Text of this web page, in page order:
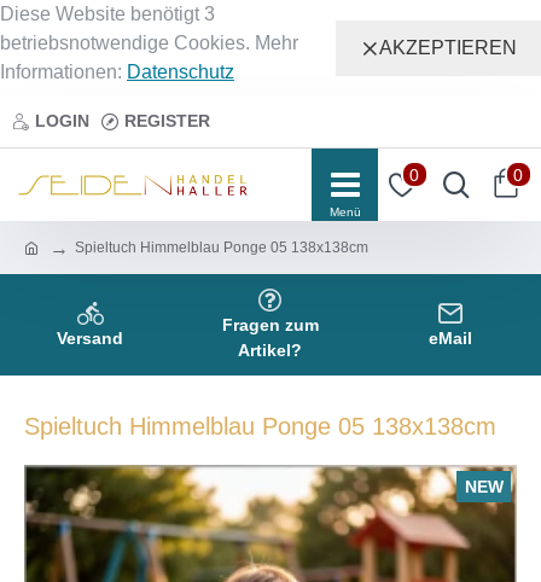
Diese Website benötigt 3
betriebsnotwendige Cookies. Mehr
Informationen: Datenschutz
AKZEPTIEREN
LOGIN REGISTER
0 0
Spieltuch Himmelblau Ponge 05 138x138cm
Versand
Fragen zum
Artikel?
eMail
Spieltuch Himmelblau Ponge 05 138x138cm
NEW